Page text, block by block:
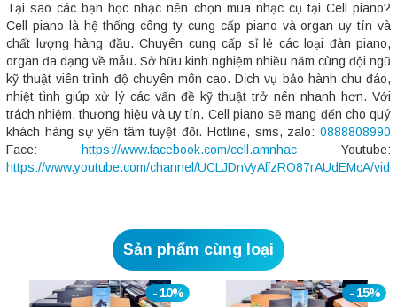
Tại sao các bạn học nhạc nên chọn mua nhạc cụ tại Cell piano?
Cell piano là hệ thống công ty cung cấp piano và organ uy tín và
chất lượng hàng đầu. Chuyên cung cấp sỉ lẻ các loại đàn piano,
organ đa dạng về mẫu. Sở hữu kinh nghiệm nhiều năm cùng đội ngũ
kỹ thuật viên trình độ chuyên môn cao. Dịch vụ bảo hành chu đáo,
nhiệt tình giúp xử lý các vấn đề kỹ thuật trở nên nhanh hơn. Với
trách nhiệm, thương hiệu và uy tín. Cell piano sẽ mang đến cho quý
khách hàng sự yên tâm tuyệt đối. Hotline, sms, zalo: 0888808990
Face:
https://www.facebook.com/cell.amnhac Youtube:
https://www.youtube.com/channel/UCLJDnVyAffzRO87rAUdEMcA/
Sản phẩm cùng loại
- 10% - 15%